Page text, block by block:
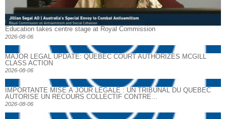
Education takes centre stage at Royal Commission
2026-08-06
MAJOR LEGAL UPDATE: QUEBEC COURT AUTHORIZES MCGILL
CLASS ACTION
2026-08-06
IMPORTANTE MISE À JOUR LÉGALE : UN TRIBUNAL DU QUÉBEC
AUTORISE UN RECOURS COLLECTIF CONTRE...
2026-08-06